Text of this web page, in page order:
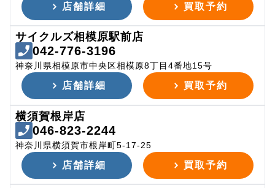
店舗詳細 買取予約
サイクルズ相模原駅前店
042-776-3196
神奈川県相模原市中央区相模原8丁目4番地15号
店舗詳細 買取予約
横須賀根岸店
046-823-2244
神奈川県横須賀市根岸町5-17-25
店舗詳細 買取予約